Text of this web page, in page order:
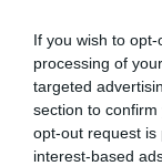
If you wish to
processing of
targeted
section to
opt-out request is
interest-based
Δείτε